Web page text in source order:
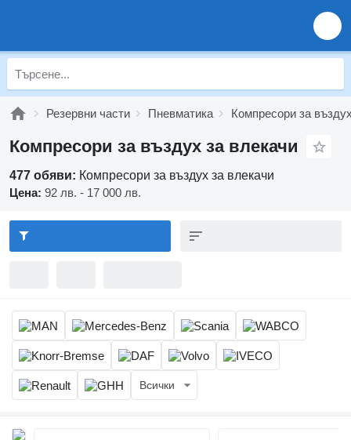
Резервни части Пневматика Компресори за
Компресори за въздух за влекачи
477 обяви: Компресори за въздух за влекачи
Цена: 92 лв. - 17 000 лв.
Всички